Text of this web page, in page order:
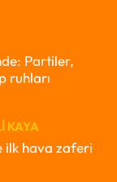
Partiler,
ruhları
KAYA
ilk hava zaferi